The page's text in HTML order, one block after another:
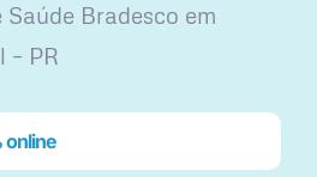
Bradesco em
– PR
online